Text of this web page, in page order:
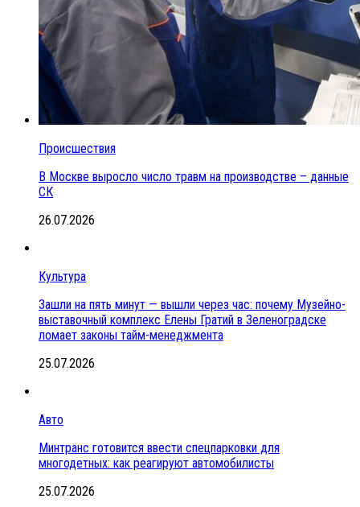
Происшествия
В Москве выросло число травм на производстве – данные
СК
26.07.2026
Культура
Зашли на пять минут — вышли через час: почему Музейно-
выставочный комплекс Елены Гратий в Зеленоградске
ломает законы тайм-менеджмента
25.07.2026
Авто
Минтранс готовится ввести спецпарковки для
многодетных: как реагируют автомобилисты
25.07.2026